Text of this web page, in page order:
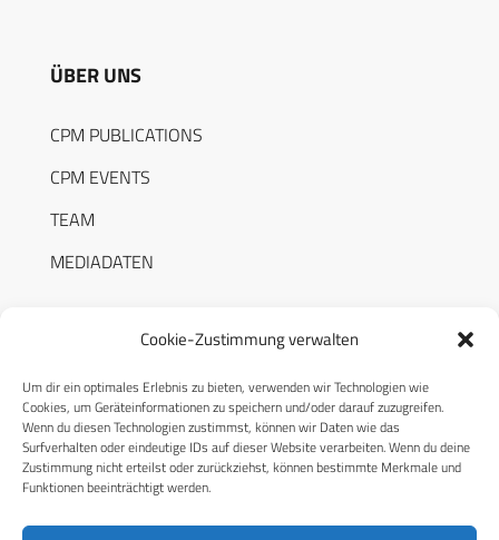
Cookie-Zustimmung verwalten
Um dir ein optimales Erlebnis zu bieten, verwenden wir Technologien wie
Cookies, um Geräteinformationen zu speichern und/oder darauf zuzugreifen.
Wenn du diesen Technologien zustimmst, können wir Daten wie das
Surfverhalten oder eindeutige IDs auf dieser Website verarbeiten. Wenn du deine
Zustimmung nicht erteilst oder zurückziehst, können bestimmte Merkmale und
Funktionen beeinträchtigt werden.
ÜBER UNS
CPM PUBLICATIONS
CPM EVENTS
TEAM
MEDIADATEN
RECHTLICHES
Datenschutzerklärung
Cookie-Richtlinie (EU)